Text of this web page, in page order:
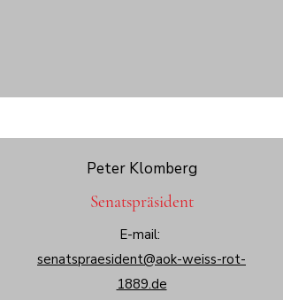
Peter Klomberg
Senatspräsident
E-mail:
senatspraesident@aok-weiss-rot-
1889.de